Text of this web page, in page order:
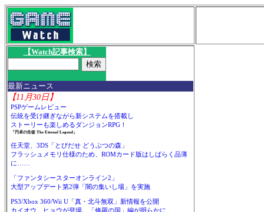
【Watch記事検索】
最新ニュース
【11月30日】
PSPゲームレビュー
伝統を受け継ぎながら新システムを搭載し
ストーリーも楽しめるダンジョンRPG！
「円卓の生徒 The Eternal Legend」
任天堂、3DS「とびだせ どうぶつの森」
フラッシュメモリ仕様のため、ROMカード版はしばらく品薄
に……
「ファンタシースターオンライン2」
大型アップデート第2弾「闇の集いし場」を実施
PS3/Xbox 360/Wii U「真・北斗無双」新情報を公開
カイオウ、ヒョウが登場。「修羅の国」編が明らかに